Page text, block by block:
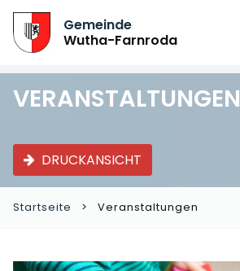
Gemeinde
Wutha-Farnroda
VERANSTALTUNGEN
DRUCKANSICHT
Startseite Veranstaltungen